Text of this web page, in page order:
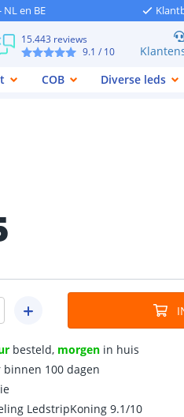
en BE
15.443 reviews
9.1 / 10
COB Diverse leds
besteld, morgen in huis
binnen 100 dagen
LedstripKoning 9.1/10